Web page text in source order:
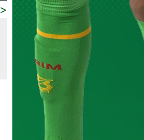
>
JOURNÉE FIFA
SAM 10/10/2020
MAROC U-20 MAURITANIE U-20